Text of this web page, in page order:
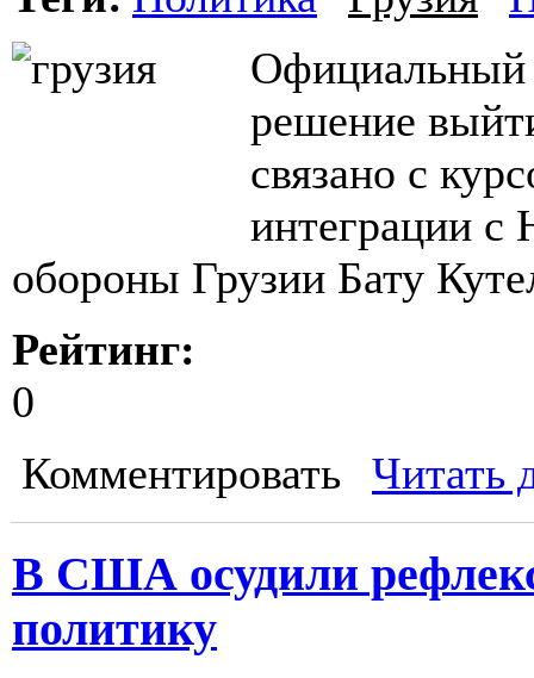
Официальный
решение
связано с
интеграции
обороны Грузии Бату
Рейтинг:
0
Комментировать
Читать
В США осудили
политику